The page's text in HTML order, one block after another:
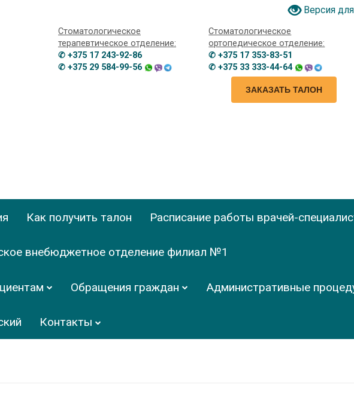
Версия
Стоматологическое
терапевтическое отделение:
✆ +375 17 243-92-86
✆ +375 29 584-99-56
Стоматологическое
ортопедическое отделение:
✆ +375 17 353-83-51
✆ +375 33 333-44-64
ЗАКАЗАТЬ ТАЛОН
Как получить талон Расписание работы врачей-
внебюджетное отделение филиал №1
Обращения граждан Административные
Контакты